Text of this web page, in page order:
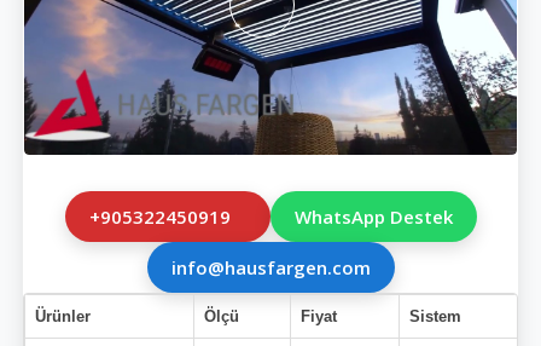
+905322450919 WhatsApp Destek
info@hausfargen.com
Ürünler Ölçü Fiyat Sistem